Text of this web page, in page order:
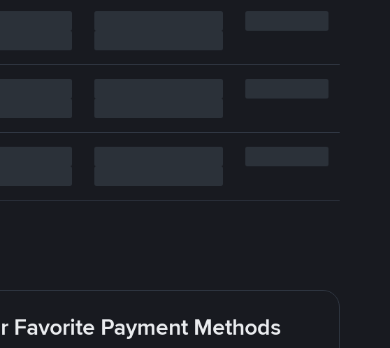
Favorite Payment Methods